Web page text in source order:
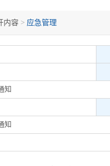
内容 > 应急管理
知
知